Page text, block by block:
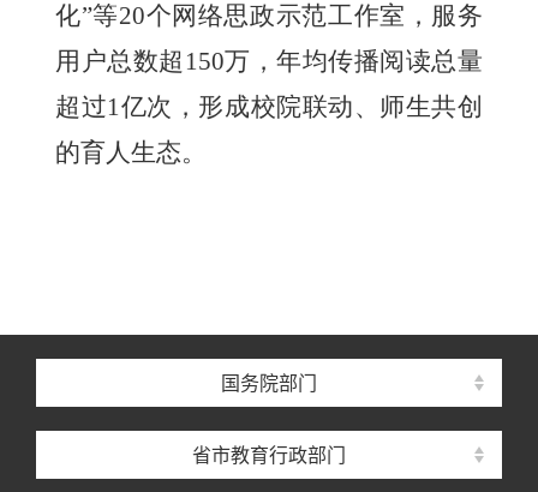
化”等20个网络思政示范工作室，服务
用户总数超150万，年均传播阅读总量
超过1亿次，形成校院联动、师生共创
的育人生态。
国务院部门
省市教育行政部门